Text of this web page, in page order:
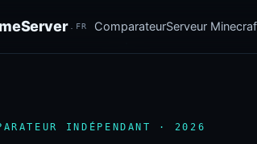
.FR ComparateurServeur
INDÉPENDANT · 2026